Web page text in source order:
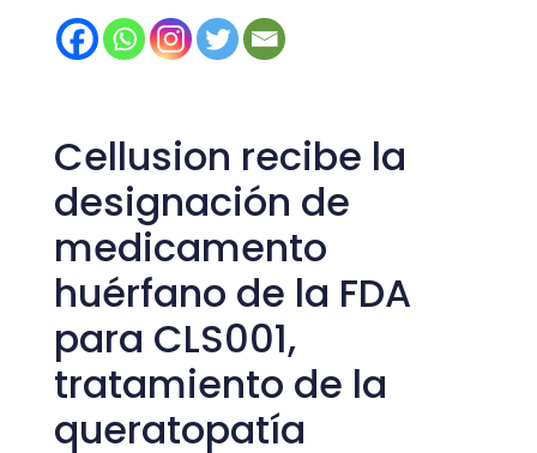
Cellusion recibe la
designación de
medicamento
huérfano de la FDA
para CLS001,
tratamiento de la
queratopatía